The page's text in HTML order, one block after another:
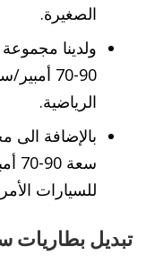
الصغيرة.
90-70
الرياضية.
للسيارات
تبديل بطاريات